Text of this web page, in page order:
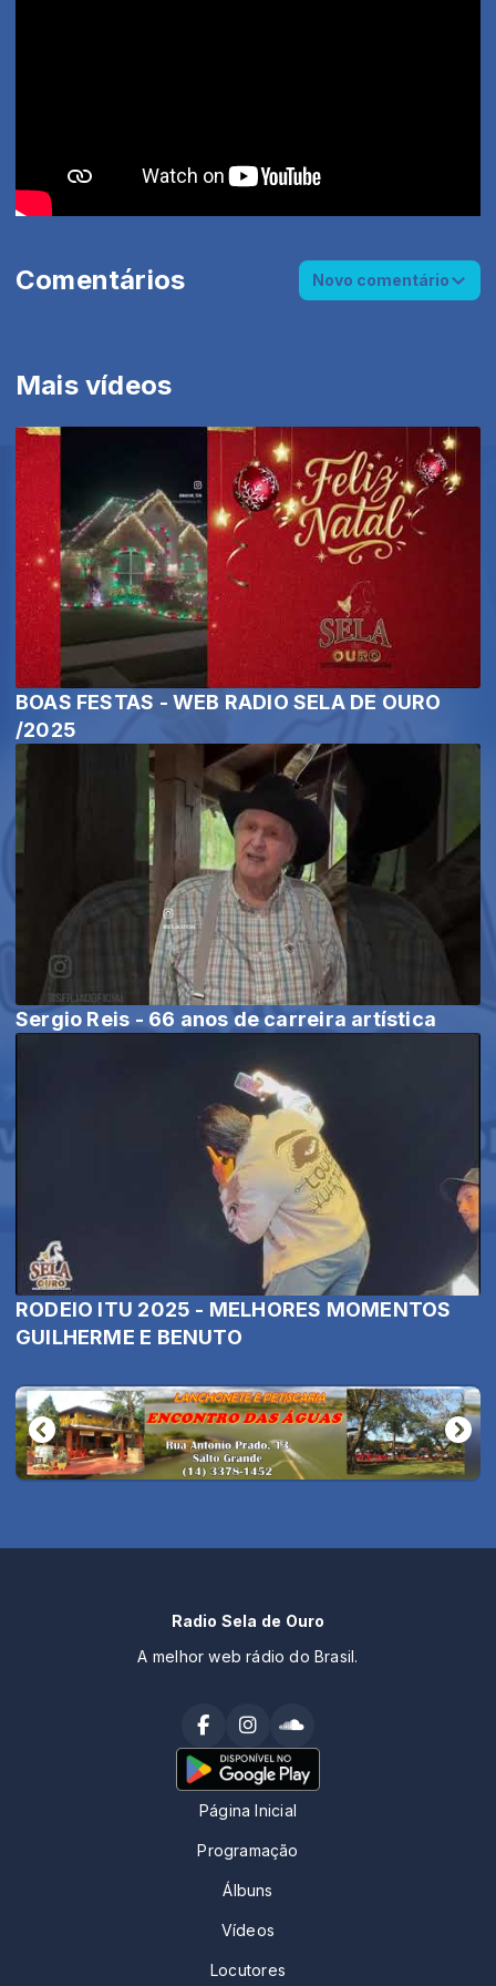
Mais vídeos
BOAS FESTAS - WEB RADIO SELA DE OURO
/2025
Sergio Reis - 66 anos de carreira artística
RODEIO ITU 2025 - MELHORES MOMENTOS
GUILHERME E BENUTO
Comentários Novo comentário
Radio Sela de Ouro
A melhor web rádio do Brasil.
Página Inicial
Programação
Álbuns
Vídeos
Locutores